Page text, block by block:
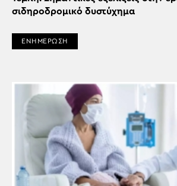
σιδηροδρομικό δυστύχημα
ΕΝΗΜΕΡΩΣΗ